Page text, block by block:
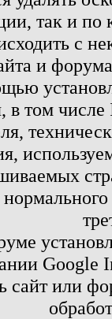
так и по
с
и
в том
сайт или